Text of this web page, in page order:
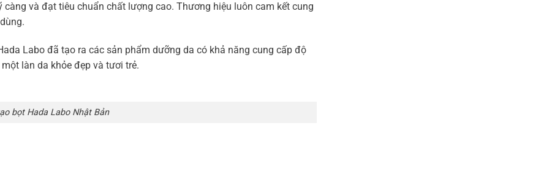
và đạt tiêu chuẩn chất lượng cao. Thương hiệu luôn cam kết cung
Labo đã tạo ra các sản phẩm dưỡng da có khả năng cung cấp độ
làn da khỏe đẹp và tươi trẻ.
bọt Hada Labo Nhật Bản